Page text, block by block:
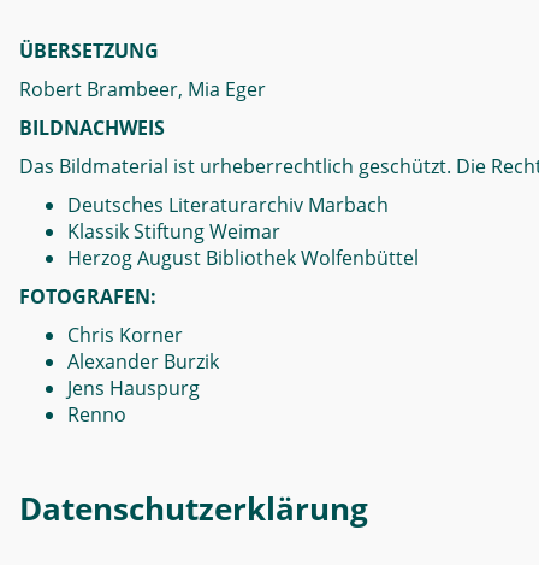
ÜBERSETZUNG
Robert Brambeer, Mia Eger
BILDNACHWEIS
Das Bildmaterial ist urheberrechtlich geschützt. Die
Deutsches Literaturarchiv Marbach
Klassik Stiftung Weimar
Herzog August Bibliothek Wolfenbüttel
FOTOGRAFEN:
Chris Korner
Alexander Burzik
Jens Hauspurg
Renno
Datenschutzerklärung